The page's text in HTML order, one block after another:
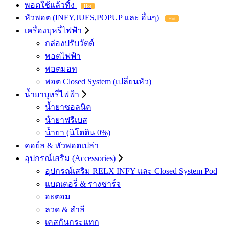
พอตใช้แล้วทิ้ง Hot
หัวพอต (INFY,JUES,POPUP และ อื่นๆ) Hot
เครื่องบุหรี่ไฟฟ้า
กล่องปรับวัตต์
พอตไฟฟ้า
พอตมอท
พอต Closed System (เปลี่ยนหัว)
น้ำยาบุหรี่ไฟฟ้า
น้ำยาซอลนิค
น้ํายาฟรีเบส
น้ำยา (นิโตติน 0%)
คอย์ล & หัวพอตเปล่า
อุปกรณ์เสริม (Accessories)
อุปกรณ์เสริม RELX INFY และ Closed System Pod
แบตเตอรี่ & รางชาร์จ
อะตอม
ลวด ​& สำลี
เคสกันกระแทก